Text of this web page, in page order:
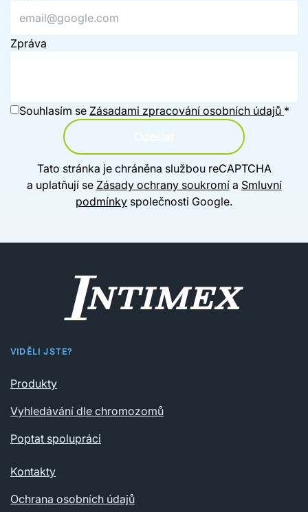
Zpráva
Souhlasím se Zásadami zpracování osobních údajů *
Tato stránka je chráněna službou reCAPTCHA
a uplatňují se Zásady ochrany soukromía Smluvní
podmínky společnosti Google.
VIDĚLI JSTE?
Produkty
Vyhledávání dle chromozomů
Poptat spolupráci
Kontakty
Ochrana osobních údajů